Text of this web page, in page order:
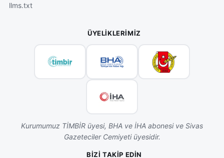
llms.txt
ÜYELIKLERIMIZ
Kurumumuz TİMBİR üyesi, BHA ve İHA abonesi ve Sivas
Gazeteciler Cemiyeti üyesidir.
BIZI TAKIP EDIN